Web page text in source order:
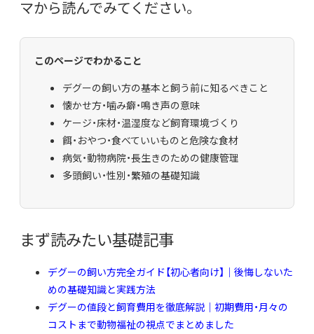
マから読んでみてください。
このページでわかること
デグーの飼い方の基本と飼う前に知るべきこと
懐かせ方・噛み癖・鳴き声の意味
ケージ・床材・温湿度など飼育環境づくり
餌・おやつ・食べていいものと危険な食材
病気・動物病院・長生きのための健康管理
多頭飼い・性別・繁殖の基礎知識
まず読みたい基礎記事
デグーの飼い方完全ガイド【初心者向け】｜後悔しないた
めの基礎知識と実践方法
デグーの値段と飼育費用を徹底解説｜初期費用・月々の
コストまで動物福祉の視点でまとめました